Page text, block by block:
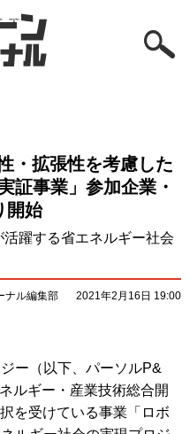
・拡張性を考慮した
証事業」参加企業・
開始
躍する省エネルギー社会
ナル編集部 2021年2月16日 19:00
ー（以下、パーソルP&
ルギー・産業技術総合開
を受けている事業「ロボ